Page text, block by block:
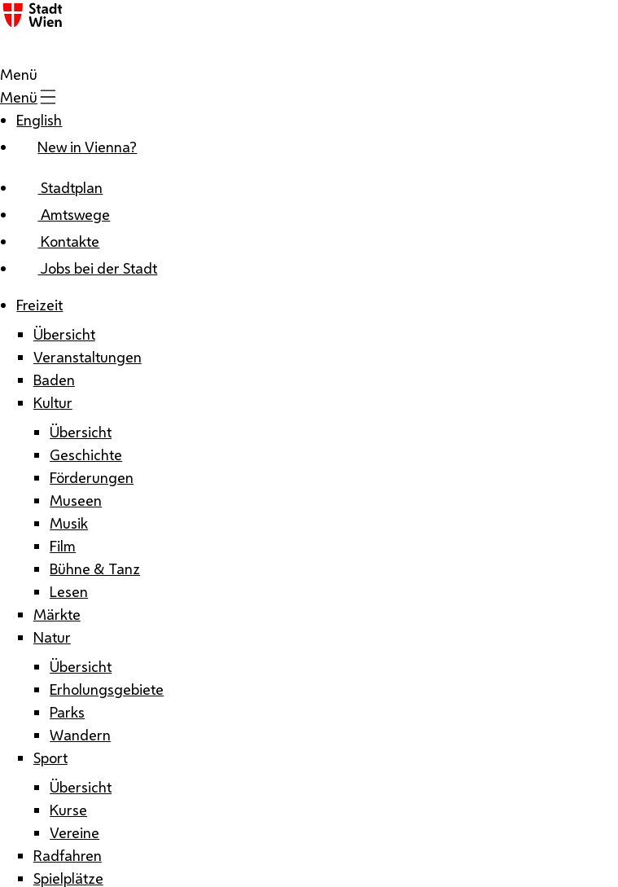
Zum Inhalt
Menü
Menü
English
New in Vienna?
Stadtplan
Amtswege
Kontakte
Jobs bei der Stadt
Freizeit
Übersicht
Veranstaltungen
Baden
Kultur
Übersicht
Geschichte
Förderungen
Museen
Musik
Film
Bühne & Tanz
Lesen
Märkte
Natur
Übersicht
Erholungsgebiete
Parks
Wandern
Sport
Übersicht
Kurse
Vereine
Radfahren
Spielplätze